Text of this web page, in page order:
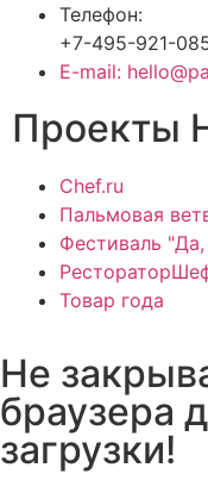
Телефон:
+7-495-921-
E-mail:
Проекты
Chef.ru
Пальмовая
Фестиваль
Товар года
Не
браузера
загрузки!